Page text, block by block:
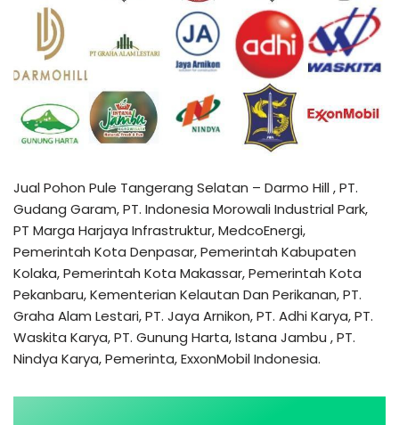
Jual Pohon Pule Tangerang Selatan – Darmo Hill , PT.
Gudang Garam, PT. Indonesia Morowali Industrial Park,
PT Marga Harjaya Infrastruktur, MedcoEnergi,
Pemerintah Kota Denpasar, Pemerintah Kabupaten
Kolaka, Pemerintah Kota Makassar, Pemerintah Kota
Pekanbaru, Kementerian Kelautan Dan Perikanan, PT.
Graha Alam Lestari, PT. Jaya Arnikon, PT. Adhi Karya, PT.
Waskita Karya, PT. Gunung Harta, Istana Jambu , PT.
Nindya Karya, Pemerinta, ExxonMobil Indonesia.